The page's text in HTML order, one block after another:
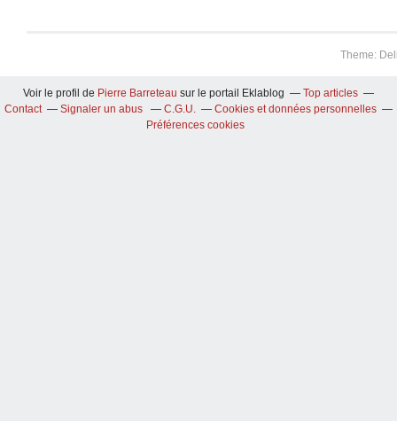
Theme:
Voir le profil de Pierre Barreteau sur le portail Eklablog
Top articles
Contact
Signaler un abus C.G.U.
Cookies et données personnelles
Préférences cookies